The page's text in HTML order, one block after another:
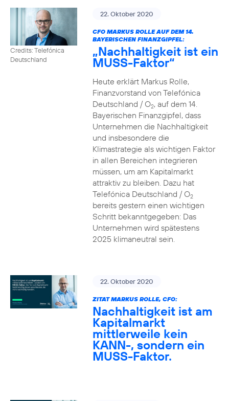
Credits: Telefónica
Deutschland
22. Oktober 2020
CFO MARKUS ROLLE AUF DEM 14.
BAYERISCHEN FINANZGIPFEL:
„Nachhaltigkeit ist ein
MUSS-Faktor“
Heute erklärt Markus Rolle,
Finanzvorstand von Telefónica
Deutschland / O2, auf dem 14.
Bayerischen Finanzgipfel, dass
Unternehmen die Nachhaltigkeit
und insbesondere die
Klimastrategie als wichtigen Faktor
in allen Bereichen integrieren
müssen, um am Kapitalmarkt
attraktiv zu bleiben. Dazu hat
Telefónica Deutschland / O2
bereits gestern einen wichtigen
Schritt bekanntgegeben: Das
Unternehmen wird spätestens
2025 klimaneutral sein.
22. Oktober 2020
ZITAT MARKUS ROLLE, CFO:
Nachhaltigkeit ist am
Kapitalmarkt
mittlerweile kein
KANN-, sondern ein
MUSS-Faktor.